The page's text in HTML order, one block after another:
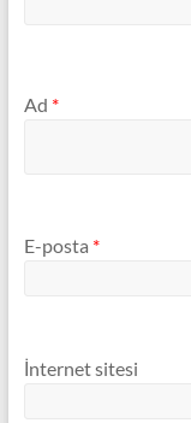
Ad *
E-posta *
İnternet sitesi